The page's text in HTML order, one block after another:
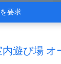
要求
内遊び場 オ